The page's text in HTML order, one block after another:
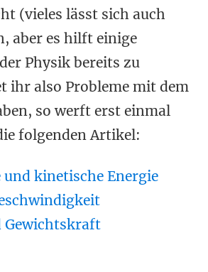
(vieles lässt sich auch
aber es hilft einige
Physik bereits zu
ihr also Probleme mit dem
so werft erst einmal
folgenden Artikel:
und kinetische Energie
Gewichtskraft